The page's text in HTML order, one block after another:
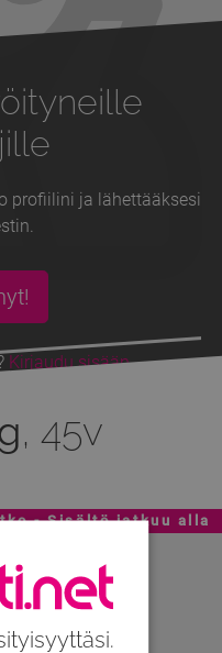
profiilini ja lähettääksesi
Kirjaudu sisään
, 45v
- Sisältö jatkuu alla